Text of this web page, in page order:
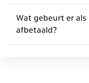
Wat gebeurt er
afbetaald?